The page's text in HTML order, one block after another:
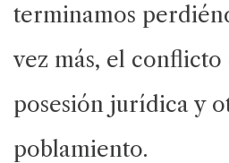
terminamos
vez más, el
posesión jurídica y
poblamiento.